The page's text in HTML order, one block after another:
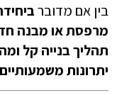
בין אם מדובר
מרפסת או מבנה
תהליך בנייה קל
יתרונות